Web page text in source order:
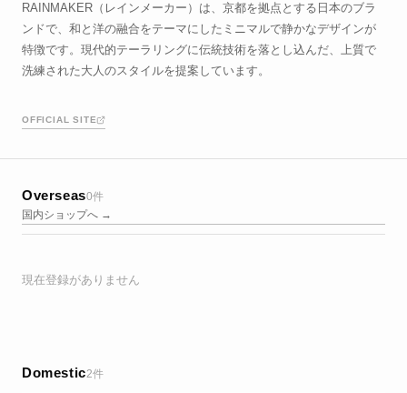
RAINMAKER（レインメーカー）は、京都を拠点とする日本のブラ
ンドで、和と洋の融合をテーマにしたミニマルで静かなデザインが
特徴です。現代的テーラリングに伝統技術を落とし込んだ、上質で
洗練された大人のスタイルを提案しています。
OFFICIAL SITE
Overseas0件
国内ショップへ →
現在登録がありません
Domestic2件